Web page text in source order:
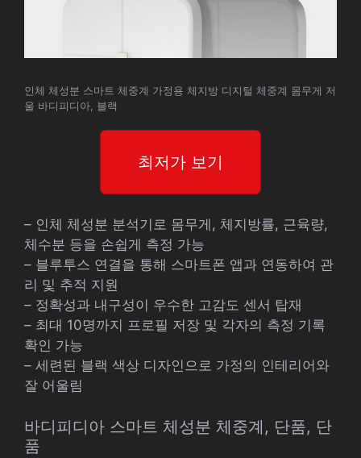
인체 체성분 스마트 체중계 가정용 체지방 디지털 체중계 몸무게 저
울 바디피디아, 블랙
최저가 보기
– 인체 체성분 분석기로 몸무게, 체지방률, 근육량,
체수분 등을 손쉽게 측정 가능
– 블루투스 연결을 통해 스마트폰 앱과 연동하여 관
리 및 추적 지원
– 정확성과 내구성이 우수한 고감도 센서 탑재
– 최대 10명까지 프로필 저장 및 각자의 측정 기록
확인 가능
– 세련된 블랙 색상 디자인으로 가정의 인테리어와
잘 어울림
바디피디아 스마트 체성분 체중계, 단품, 단
품